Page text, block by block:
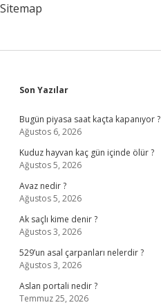
Sitemap
Sidebar
Son Yazılar
Bugün piyasa saat kaçta kapanıyor ?
Ağustos 6, 2026
Kuduz hayvan kaç gün içinde ölür ?
Ağustos 5, 2026
Avaz nedir ?
Ağustos 5, 2026
Ak saçlı kime denir ?
Ağustos 3, 2026
529’un asal çarpanları nelerdir ?
Ağustos 3, 2026
Aslan portali nedir ?
Temmuz 25, 2026